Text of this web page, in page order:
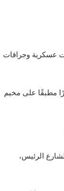
عسكرية وجرافات
مطبقًا على مخيم
الرئيس،